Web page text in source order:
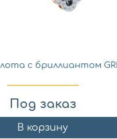
с бриллиантом
Под заказ
В корзину